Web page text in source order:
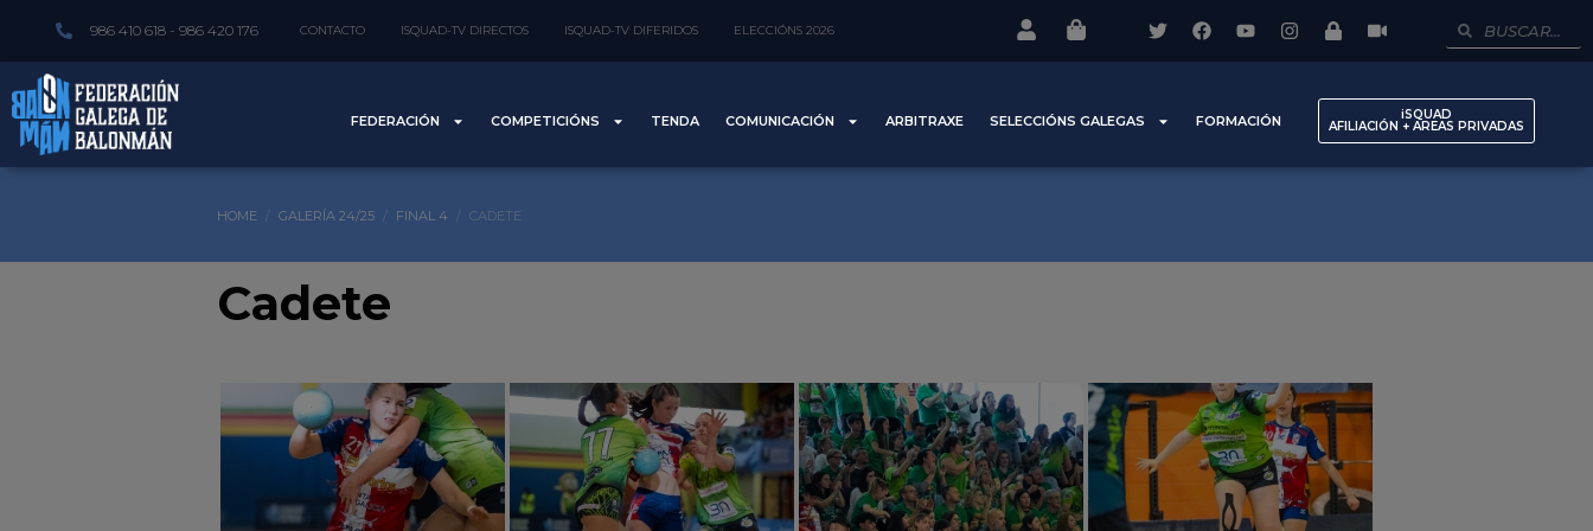
986 410 618 - 986 420 176 CONTACTO ISQUAD-TV DIRECTOS ISQUAD-TV DIFERIDOS ELECCIÓNS 2026
FEDERACIÓN COMPETICIÓNS TENDA COMUNICACIÓN ARBITRAXE SELECCIÓNS GALEGAS FORMACIÓN iSQUAD
AFILIACIÓN + AREAS PRIVADAS
HOME GALERÍA 24/25 FINAL 4 CADETE
Cadete